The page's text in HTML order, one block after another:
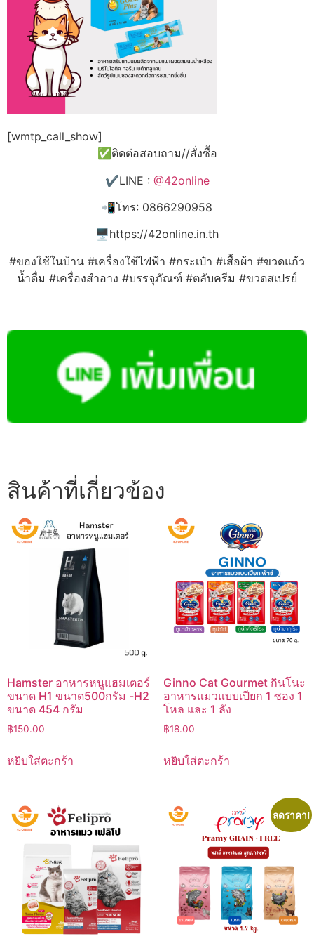
[wmtp_call_show]
✅ติดต่อสอบถาม//สั่งซื้อ
✔️LINE : @42online
📲โทร: 0866290958
🖥️https://42online.in.th
#ของใช้ในบ้าน #เครื่องใช้ไฟฟ้า #กระเป๋า #เสื้อผ้า #ขวดแก้ว
น้ำดื่ม #เครื่องสำอาง #บรรจุภัณฑ์ #ตลับครีม #ขวดสเปรย์
สินค้าที่เกี่ยวข้อง
Hamster อาหารหนูแฮมเตอร์
ขนาด H1 ขนาด500กรัม -H2
ขนาด 454 กรัม
฿150.00
หยิบใส่ตะกร้า
Ginno Cat Gourmet กินโนะ
อาหารแมวแบบเปียก 1 ซอง 1
โหล และ 1 ลัง
฿18.00
หยิบใส่ตะกร้า
ลดราคา!